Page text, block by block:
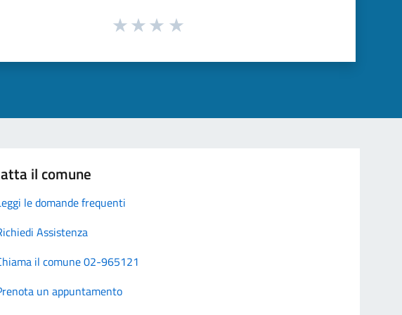
il comune
le domande frequenti
Assistenza
il comune 02-965121
un appuntamento